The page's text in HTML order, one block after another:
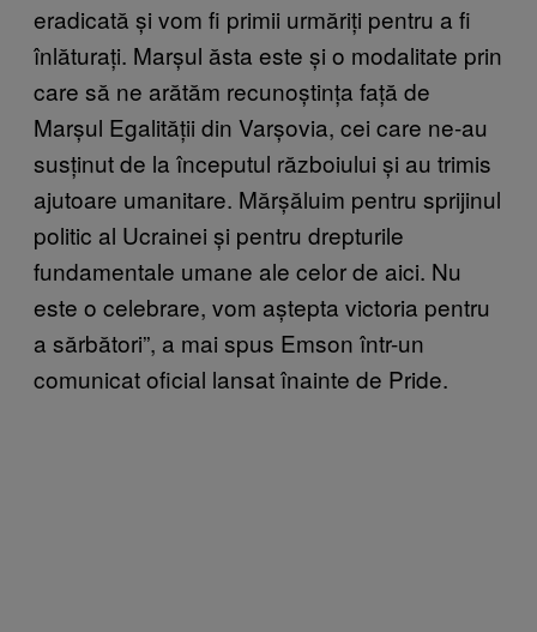
eradicată și vom fi primii urmăriți pentru a fi
înlăturați. Marșul ăsta este și o modalitate prin
care să ne arătăm recunoștința față de
Marșul Egalității din Varșovia, cei care ne-au
susținut de la începutul războiului și au trimis
ajutoare umanitare. Mărșăluim pentru sprijinul
politic al Ucrainei și pentru drepturile
fundamentale umane ale celor de aici. Nu
este o celebrare, vom aștepta victoria pentru
a sărbători”, a mai spus Emson într-un
comunicat oficial lansat înainte de Pride.